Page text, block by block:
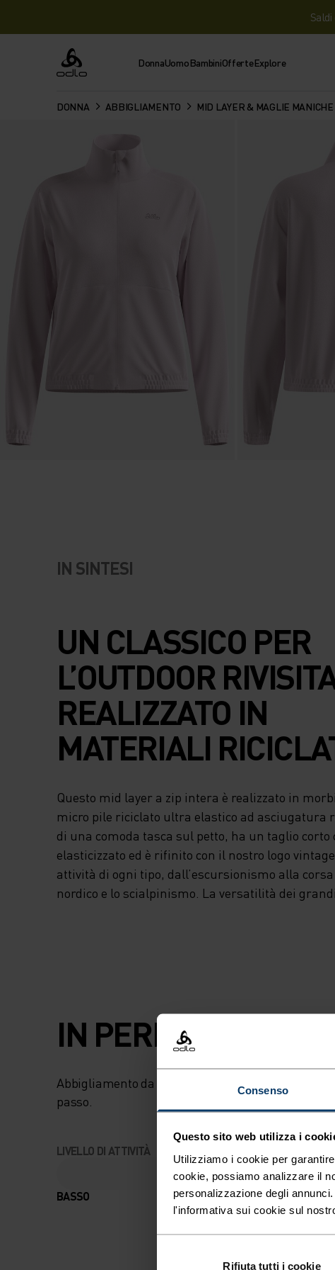
Consenso
Questo sito web utilizza i
Utilizziamo i cookie per
cookie, possiamo analizzare il
personalizzazione degli
l'informativa sui cookie sul
Rifiuta tutti i cookie
Odlo DonnaUomoBambiniOfferteExplore
DONNA ABBIGLIAMENTO MID LAYER & MAGLIE
IN SINTESI
UN CLASSICO PER
L’OUTDOOR
REALIZZATO IN
MATERIALI
Questo mid layer a zip intera è realizzato in
micro pile riciclato ultra elastico ad asciugatura
di una comoda tasca sul petto, ha un taglio corto
elasticizzato ed è rifinito con il nostro logo
attività di ogni tipo, dall’escursionismo alla
nordico e lo scialpinismo. La versatilità dei
IN PERFETTA
Abbigliamento da trekking comodo e versatile per
passo.
LIVELLO DI ATTIVITÀ
BASSO MODERATO